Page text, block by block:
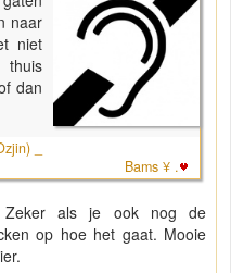
naar
niet
thuis
dan
_
Bams ¥ .
Zeker als je ook nog de
op hoe het gaat. Mooie